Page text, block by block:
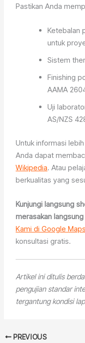
Pastikan Anda
Ketebalan
untuk
Sistem
Finishing
AAMA
Uji
AS/NZS
Untuk informasi
Anda dapat
Wikipedia. Atau
berkualitas yang
Kunjungi langsung
merasakan
Kami di Google Maps
konsultasi gratis.
Artikel ini ditulis
pengujian standar
tergantung kondisi
PREVIOUS